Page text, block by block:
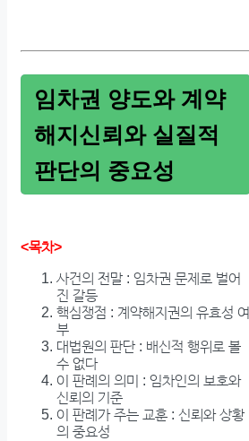
임차권 양도와 계약
해지신뢰와 실질적
판단의 중요성
<목차>
사건의 전말 : 임차권 문제로 벌어
진 갈등
핵심쟁점 : 계약해지권의 유효성 여
부
대법원의 판단 : 배신적 행위로 볼
수 없다
이 판례의 의미 : 임차인의 보호와
신뢰의 기준
이 판례가 주는 교훈 : 신뢰와 상황
의 중요성